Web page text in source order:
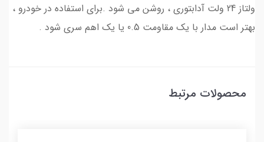
ولتاز 24 ولت آدابتوری ، روشن می شود .برای استفاده در خودرو ،
بهتر است مدار با یک مقاومت 0.5 یا یک اهم سری شود .
محصولات مرتبط